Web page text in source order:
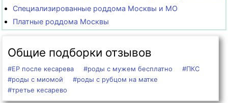
Специализированные роддома Москвы и МО
Платные роддома Москвы
Общие подборки отзывов
#ЕР после кесарева #роды с мужем бесплатно
#ПКС
#роды с миомой
#роды с рубцом на матке
#третье кесарево